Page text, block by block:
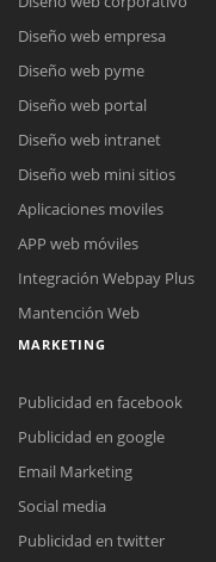
Diseño web empresa
Diseño web pyme
Diseño web portal
Diseño web intranet
Diseño web mini sitios
Aplicaciones moviles
APP web móviles
Integración Webpay Plus
Mantención Web
MARKETING
Publicidad en facebook
Publicidad en google
Email Marketing
Social media
Publicidad en twitter